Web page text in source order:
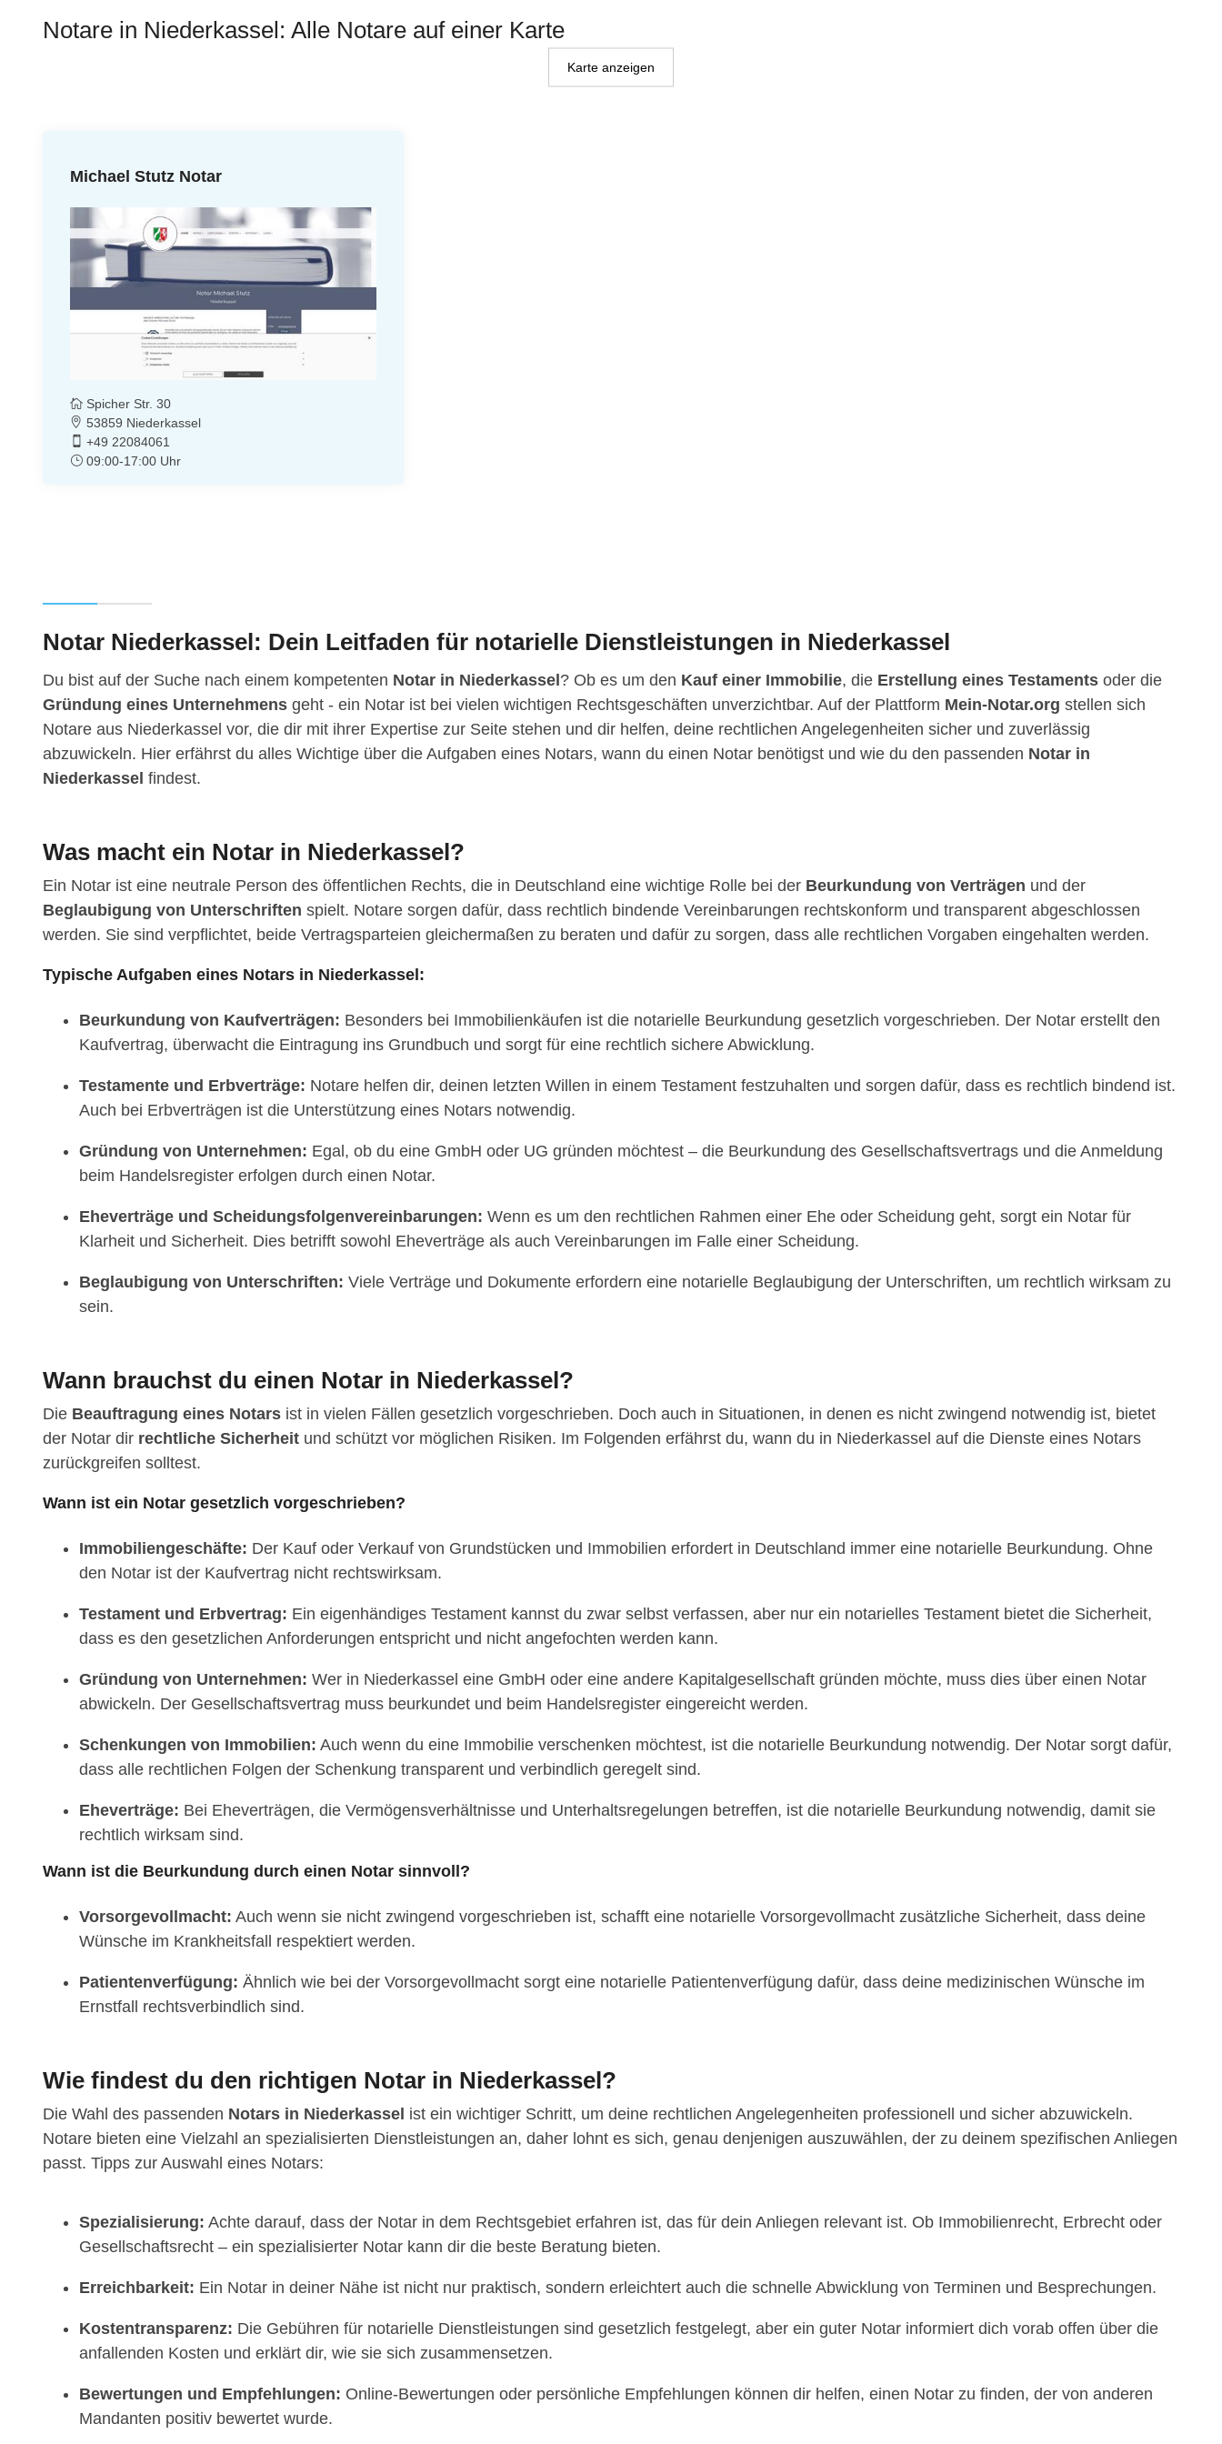
Notare in Niederkassel: Alle Notare auf einer Karte
Karte anzeigen
Michael Stutz Notar
Spicher Str. 30
53859 Niederkassel
+49 22084061
09:00-17:00 Uhr
Notar Niederkassel: Dein Leitfaden für notarielle Dienstleistungen in Niederkassel
Du bist auf der Suche nach einem kompetenten Notar in Niederkassel? Ob es um den Kauf einer Immobilie, die Erstellung eines Testaments oder die
Gründung eines Unternehmens geht - ein Notar ist bei vielen wichtigen Rechtsgeschäften unverzichtbar. Auf der Plattform Mein-Notar.org stellen sich
Notare aus Niederkassel vor, die dir mit ihrer Expertise zur Seite stehen und dir helfen, deine rechtlichen Angelegenheiten sicher und zuverlässig
abzuwickeln. Hier erfährst du alles Wichtige über die Aufgaben eines Notars, wann du einen Notar benötigst und wie du den passenden Notar in
Niederkassel findest.
Was macht ein Notar in Niederkassel?
Ein Notar ist eine neutrale Person des öffentlichen Rechts, die in Deutschland eine wichtige Rolle bei der Beurkundung von Verträgen und der
Beglaubigung von Unterschriften spielt. Notare sorgen dafür, dass rechtlich bindende Vereinbarungen rechtskonform und transparent abgeschlossen
werden. Sie sind verpflichtet, beide Vertragsparteien gleichermaßen zu beraten und dafür zu sorgen, dass alle rechtlichen Vorgaben eingehalten werden.
Typische Aufgaben eines Notars in Niederkassel:
Beurkundung von Kaufverträgen: Besonders bei Immobilienkäufen ist die notarielle Beurkundung gesetzlich vorgeschrieben. Der Notar erstellt den
Kaufvertrag, überwacht die Eintragung ins Grundbuch und sorgt für eine rechtlich sichere Abwicklung.
Testamente und Erbverträge: Notare helfen dir, deinen letzten Willen in einem Testament festzuhalten und sorgen dafür, dass es rechtlich bindend ist.
Auch bei Erbverträgen ist die Unterstützung eines Notars notwendig.
Gründung von Unternehmen: Egal, ob du eine GmbH oder UG gründen möchtest – die Beurkundung des Gesellschaftsvertrags und die Anmeldung
beim Handelsregister erfolgen durch einen Notar.
Eheverträge und Scheidungsfolgenvereinbarungen: Wenn es um den rechtlichen Rahmen einer Ehe oder Scheidung geht, sorgt ein Notar für
Klarheit und Sicherheit. Dies betrifft sowohl Eheverträge als auch Vereinbarungen im Falle einer Scheidung.
Beglaubigung von Unterschriften: Viele Verträge und Dokumente erfordern eine notarielle Beglaubigung der Unterschriften, um rechtlich wirksam zu
sein.
Wann brauchst du einen Notar in Niederkassel?
Die Beauftragung eines Notars ist in vielen Fällen gesetzlich vorgeschrieben. Doch auch in Situationen, in denen es nicht zwingend notwendig ist, bietet
der Notar dir rechtliche Sicherheit und schützt vor möglichen Risiken. Im Folgenden erfährst du, wann du in Niederkassel auf die Dienste eines Notars
zurückgreifen solltest.
Wann ist ein Notar gesetzlich vorgeschrieben?
Immobiliengeschäfte: Der Kauf oder Verkauf von Grundstücken und Immobilien erfordert in Deutschland immer eine notarielle Beurkundung. Ohne
den Notar ist der Kaufvertrag nicht rechtswirksam.
Testament und Erbvertrag: Ein eigenhändiges Testament kannst du zwar selbst verfassen, aber nur ein notarielles Testament bietet die Sicherheit,
dass es den gesetzlichen Anforderungen entspricht und nicht angefochten werden kann.
Gründung von Unternehmen: Wer in Niederkassel eine GmbH oder eine andere Kapitalgesellschaft gründen möchte, muss dies über einen Notar
abwickeln. Der Gesellschaftsvertrag muss beurkundet und beim Handelsregister eingereicht werden.
Schenkungen von Immobilien: Auch wenn du eine Immobilie verschenken möchtest, ist die notarielle Beurkundung notwendig. Der Notar sorgt dafür,
dass alle rechtlichen Folgen der Schenkung transparent und verbindlich geregelt sind.
Eheverträge: Bei Eheverträgen, die Vermögensverhältnisse und Unterhaltsregelungen betreffen, ist die notarielle Beurkundung notwendig, damit sie
rechtlich wirksam sind.
Wann ist die Beurkundung durch einen Notar sinnvoll?
Vorsorgevollmacht: Auch wenn sie nicht zwingend vorgeschrieben ist, schafft eine notarielle Vorsorgevollmacht zusätzliche Sicherheit, dass deine
Wünsche im Krankheitsfall respektiert werden.
Patientenverfügung: Ähnlich wie bei der Vorsorgevollmacht sorgt eine notarielle Patientenverfügung dafür, dass deine medizinischen Wünsche im
Ernstfall rechtsverbindlich sind.
Wie findest du den richtigen Notar in Niederkassel?
Die Wahl des passenden Notars in Niederkassel ist ein wichtiger Schritt, um deine rechtlichen Angelegenheiten professionell und sicher abzuwickeln.
Notare bieten eine Vielzahl an spezialisierten Dienstleistungen an, daher lohnt es sich, genau denjenigen auszuwählen, der zu deinem spezifischen Anliegen
passt. Tipps zur Auswahl eines Notars:
Spezialisierung: Achte darauf, dass der Notar in dem Rechtsgebiet erfahren ist, das für dein Anliegen relevant ist. Ob Immobilienrecht, Erbrecht oder
Gesellschaftsrecht – ein spezialisierter Notar kann dir die beste Beratung bieten.
Erreichbarkeit: Ein Notar in deiner Nähe ist nicht nur praktisch, sondern erleichtert auch die schnelle Abwicklung von Terminen und Besprechungen.
Kostentransparenz: Die Gebühren für notarielle Dienstleistungen sind gesetzlich festgelegt, aber ein guter Notar informiert dich vorab offen über die
anfallenden Kosten und erklärt dir, wie sie sich zusammensetzen.
Bewertungen und Empfehlungen: Online-Bewertungen oder persönliche Empfehlungen können dir helfen, einen Notar zu finden, der von anderen
Mandanten positiv bewertet wurde.